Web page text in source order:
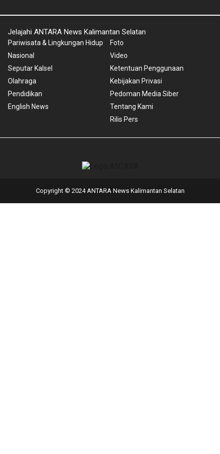
Jelajahi ANTARA News Kalimantan Selatan
Pariwisata & Lingkungan Hidup
Nasional
Seputar Kalsel
Olahraga
Pendidikan
English News
Foto
Video
Ketentuan Penggunaan
Kebijakan Privasi
Pedoman Media Siber
Tentang Kami
Rilis Pers
Copyright © 2024 ANTARA News Kalimantan Selatan